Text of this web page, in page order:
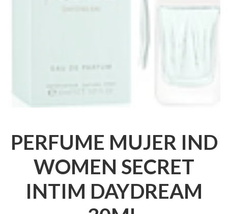
PERFUME MUJER IND
WOMEN SECRET
INTIM DAYDREAM